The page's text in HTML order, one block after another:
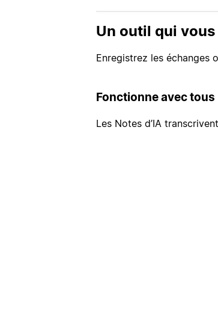
Un outil qui
Enregistrez les échanges
Fonctionne avec
Les Notes d’IA